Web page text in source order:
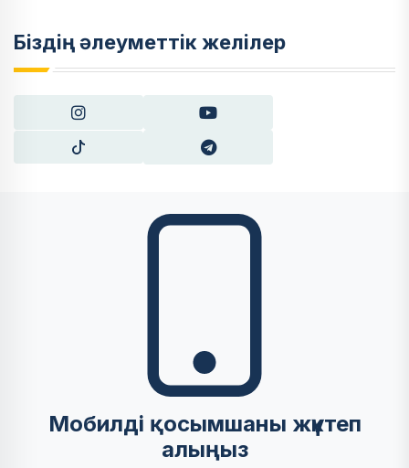
Біздің әлеуметтік желілер
Мобилді қосымшаны жүктеп
алыңыз